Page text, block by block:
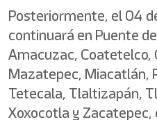
Posteriormente, el 04
continuará en Puente
Amacuzac, Coatetelco,
Mazatepec, Miacatlán,
Tetecala, Tlaltizapán,
Xoxocotla y Zacatepec,